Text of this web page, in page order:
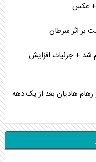
+ عکس
بر اثر سرطان
سایپا ۱۵۱ مرداد ۱۴۰۵ اعلام شد + جزئیات افزایش
رهام هادیان بعد از یک دهه